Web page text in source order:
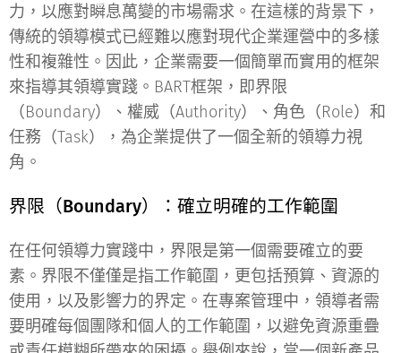
力，以應對瞬息萬變的市場需求。在這樣的背景下，
傳統的領導模式已經難以應對現代企業運營中的多樣
性和複雜性。因此，企業需要一個簡單而實用的框架
來指導其領導實踐。BART框架，即界限
（Boundary）、權威（Authority）、角色（Role）和
任務（Task），為企業提供了一個全新的領導力視
角。
界限（Boundary）：確立明確的工作範圍
在任何領導力實踐中，界限是第一個需要確立的要
素。界限不僅僅是指工作範圍，更包括預算、資源的
使用，以及影響力的界定。在專案管理中，領導者需
要明確每個團隊和個人的工作範圍，以避免資源重疊